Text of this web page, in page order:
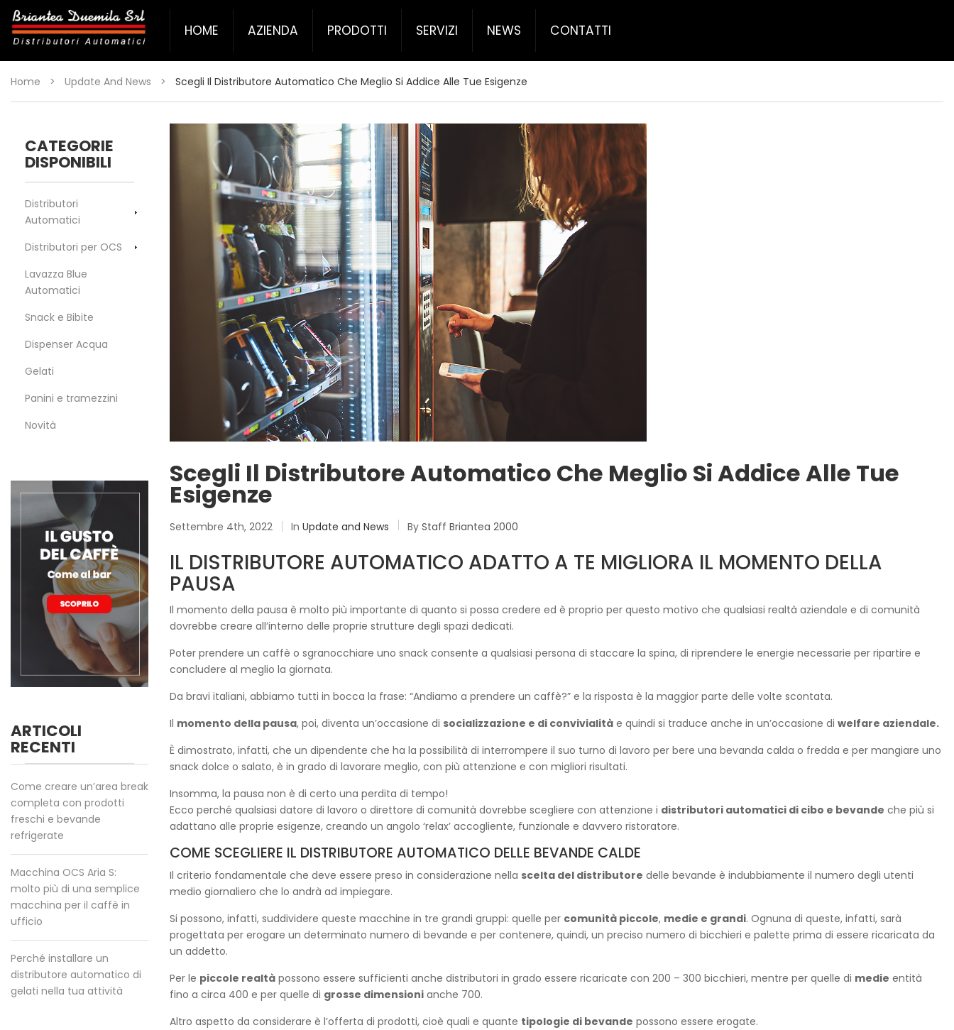
HOME AZIENDA PRODOTTI SERVIZI NEWS CONTATTI
Home > Update And News > Scegli Il Distributore Automatico Che Meglio Si Addice Alle Tue Esigenze
CATEGORIE
DISPONIBILI
Distributori
Automatici
Distributori per OCS
Lavazza Blue
Automatici
Snack e Bibite
Dispenser Acqua
Gelati
Panini e tramezzini
Novità
ARTICOLI
RECENTI
Come creare un’area break
completa con prodotti
freschi e bevande
refrigerate
Macchina OCS Aria S:
molto più di una semplice
macchina per il caffè in
ufficio
Perché installare un
distributore automatico di
gelati nella tua attività
Scegli Il Distributore Automatico Che Meglio Si Addice Alle Tue
Esigenze
Settembre 4th, 2022 In Update and News By Staff Briantea 2000
IL DISTRIBUTORE AUTOMATICO ADATTO A TE MIGLIORA IL MOMENTO DELLA
PAUSA
Il momento della pausa è molto più importante di quanto si possa credere ed è proprio per questo motivo che qualsiasi realtà aziendale e di comunità
dovrebbe creare all’interno delle proprie strutture degli spazi dedicati.
Poter prendere un caffè o sgranocchiare uno snack consente a qualsiasi persona di staccare la spina, di riprendere le energie necessarie per ripartire e
concludere al meglio la giornata.
Da bravi italiani, abbiamo tutti in bocca la frase: “Andiamo a prendere un caffè?” e la risposta è la maggior parte delle volte scontata.
Il momento della pausa, poi, diventa un’occasione di socializzazione e di convivialità e quindi si traduce anche in un’occasione di welfare aziendale.
È dimostrato, infatti, che un dipendente che ha la possibilità di interrompere il suo turno di lavoro per bere una bevanda calda o fredda e per mangiare uno
snack dolce o salato, è in grado di lavorare meglio, con più attenzione e con migliori risultati.
Insomma, la pausa non è di certo una perdita di tempo!
Ecco perché qualsiasi datore di lavoro o direttore di comunità dovrebbe scegliere con attenzione i distributori automatici di cibo e bevande che più si
adattano alle proprie esigenze, creando un angolo ‘relax’ accogliente, funzionale e davvero ristoratore.
COME SCEGLIERE IL DISTRIBUTORE AUTOMATICO DELLE BEVANDE CALDE
Il criterio fondamentale che deve essere preso in considerazione nella scelta del distributore delle bevande è indubbiamente il numero degli utenti
medio giornaliero che lo andrà ad impiegare.
Si possono, infatti, suddividere queste macchine in tre grandi gruppi: quelle per comunità piccole, medie e grandi. Ognuna di queste, infatti, sarà
progettata per erogare un determinato numero di bevande e per contenere, quindi, un preciso numero di bicchieri e palette prima di essere ricaricata da
un addetto.
Per le piccole realtà possono essere sufficienti anche distributori in grado essere ricaricate con 200 – 300 bicchieri, mentre per quelle di medie entità
fino a circa 400 e per quelle di grosse dimensioni anche 700.
Altro aspetto da considerare è l’offerta di prodotti, cioè quali e quante tipologie di bevande possono essere erogate.